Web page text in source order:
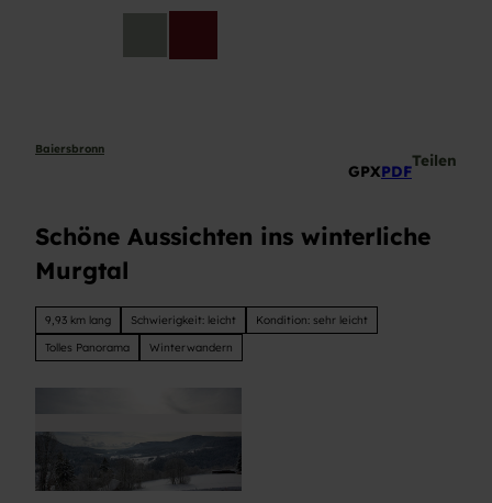
Baiersbronn
GPXPDF
Teilen
Schöne Aussichten ins winterliche
Murgtal
9,93 km lang Schwierigkeit: leicht
Kondition: sehr leicht
Tolles Panorama
Winterwandern